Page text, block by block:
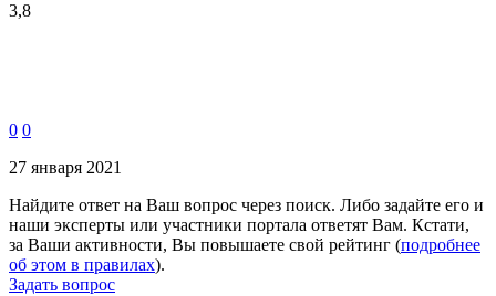
3,8
0 0
27 января 2021
Найдите ответ на Ваш вопрос через поиск. Либо задайте его и
наши эксперты или участники портала ответят Вам. Кстати,
за Ваши активности, Вы повышаете свой рейтинг (подробнее
об этом в правилах).
Задать вопрос